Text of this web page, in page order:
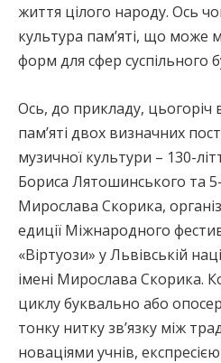
життя цілого народу. Ось
культура пам’яті, що може
форм для сфер суспільного
Ось, до прикладу, цьогоріч
пам’яті двох визначних
музичної культури – 130-
Бориса Лятошинського та
Мирослава Скорика,
едиції Міжнародного
«Віртуози» у Львівській
імені Мирослава Скорика.
циклу буквально або
тонку нитку зв’язку між
новаціями учнів,